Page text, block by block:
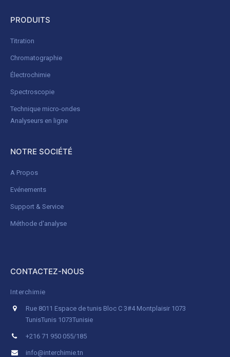
PRODUITS
Titration
Chromatographie
Électrochimie
Spectroscopie
Technique micro-ondes
Analyseurs en ligne
NOTRE SOCIÉTÉ
A Propos
Evénements
Support & Service
Méthode d'analyse
CONTACTEZ-NOUS
Interchimie
Rue 8011 Espace de tunis Bloc C 3#4 Montplaisir 1073
TunisTunis 1073Tunisie
+216 71 950 055/185
info@interchimie.tn